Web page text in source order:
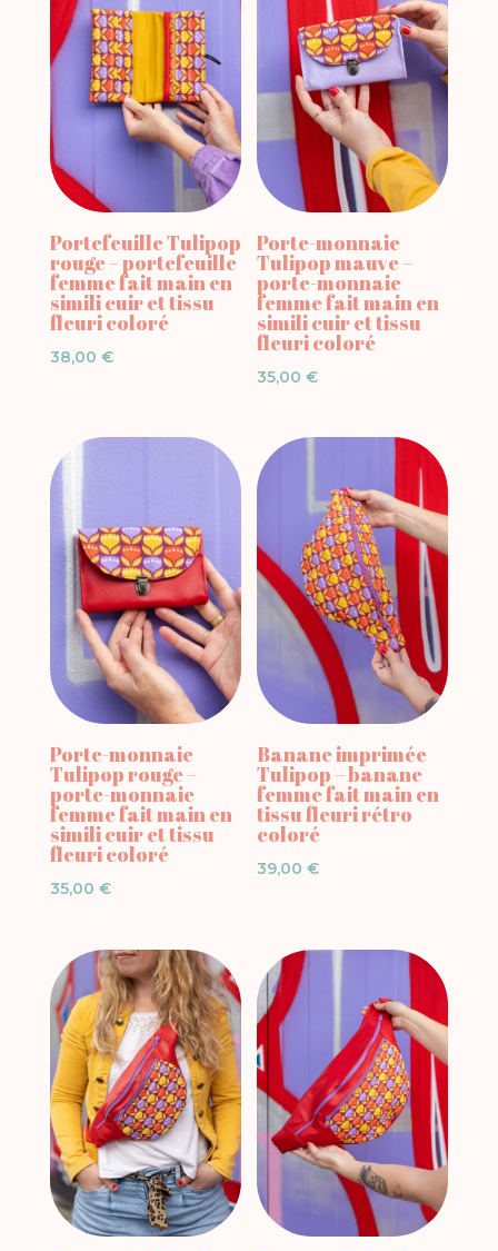
Portefeuille Tulipop
rouge – portefeuille
femme fait main en
simili cuir et tissu
fleuri coloré
38,00 €
Porte-monnaie
Tulipop mauve –
porte-monnaie
femme fait main en
simili cuir et tissu
fleuri coloré
35,00€
Porte-monnaie
Tulipop rouge –
porte-monnaie
femme fait main en
simili cuir et tissu
fleuri coloré
35,00 €
Banane imprimée
Tulipop – banane
femme fait main en
tissu fleuri rétro
coloré
39,00€